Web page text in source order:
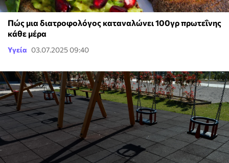
Πώς μια διατροφολόγος καταναλώνει 100γρ πρωτεΐνης
κάθε μέρα
Υγεία 03.07.2025 09:40